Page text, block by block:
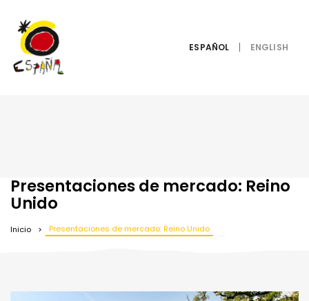
ESPAÑOL
Presentaciones de mercado: Reino
Unido
Inicio Presentaciones de mercado: Reino Unido